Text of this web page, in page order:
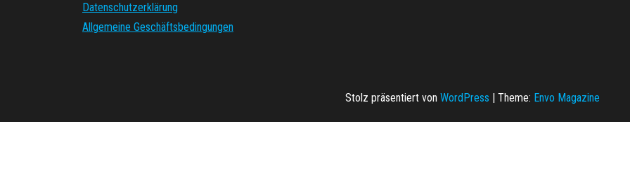
Datenschutzerklärung
Allgemeine Geschäftsbedingungen
Stolz präsentiert von WordPress | Theme: Envo Magazine